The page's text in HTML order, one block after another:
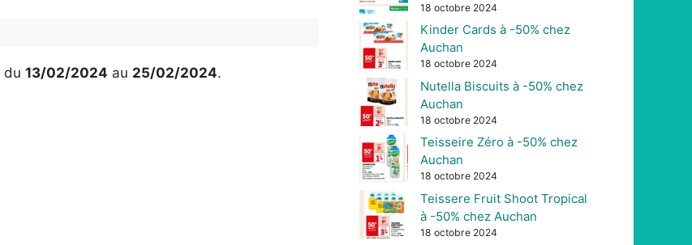
du 13/02/2024 au 25/02/2024.
18 octobre 2024
Kinder Cards à -50% chez
Auchan
18 octobre 2024
Nutella Biscuits à -50% chez
Auchan
18 octobre 2024
Teisseire Zéro à -50% chez
Auchan
18 octobre 2024
Teissere Fruit Shoot Tropical
à -50% chez Auchan
18 octobre 2024